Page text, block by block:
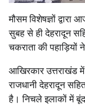
मौसम विशेषज्ञों
सुबह से ही देहरादून
चकराता की
आखिरकार उत्तराखंड
राजधानी देहरादून
है। निचले इलाकों में